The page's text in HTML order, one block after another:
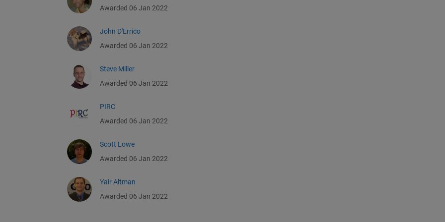
Awarded 06 Jan 2022
John D'Errico
Awarded 06 Jan 2022
Steve Miller
Awarded 06 Jan 2022
PIRC
Awarded 06 Jan 2022
Scott Lowe
Awarded 06 Jan 2022
Yair Altman
Awarded 06 Jan 2022